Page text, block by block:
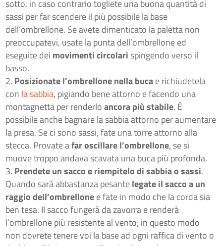
sotto, in caso contrario togliete una buona quantità di
sassi per far scendere il più possibile la base
dell’ombrellone. Se avete dimenticato la paletta non
preoccupatevi, usate la punta dell’ombrellone ed
eseguite dei movimenti circolari spingendo verso il
basso.
Posizionate l’ombrellone nella bucae richiudetela
con la sabbia, pigiando bene attorno e facendo una
montagnetta per renderloancora più stabile. È
possibile anche bagnare la sabbia attorno per aumentare
la presa. Se ci sono sassi, fate una torre attorno alla
stecca. Provate afar oscillare l’ombrellone, se si
muove troppo andava scavata una buca più profonda.
Prendete un sacco e riempitelo di sabbia o sassi.
Quando sarà abbastanza pesantelegate il sacco a un
raggio dell’ombrellonee fate in modo che la corda sia
ben tesa. Il sacco fungerà da zavorra e renderà
l’ombrellone più resistente al vento; in questo modo
non dovrete tenere voi la base ad ogni raffica di vento o